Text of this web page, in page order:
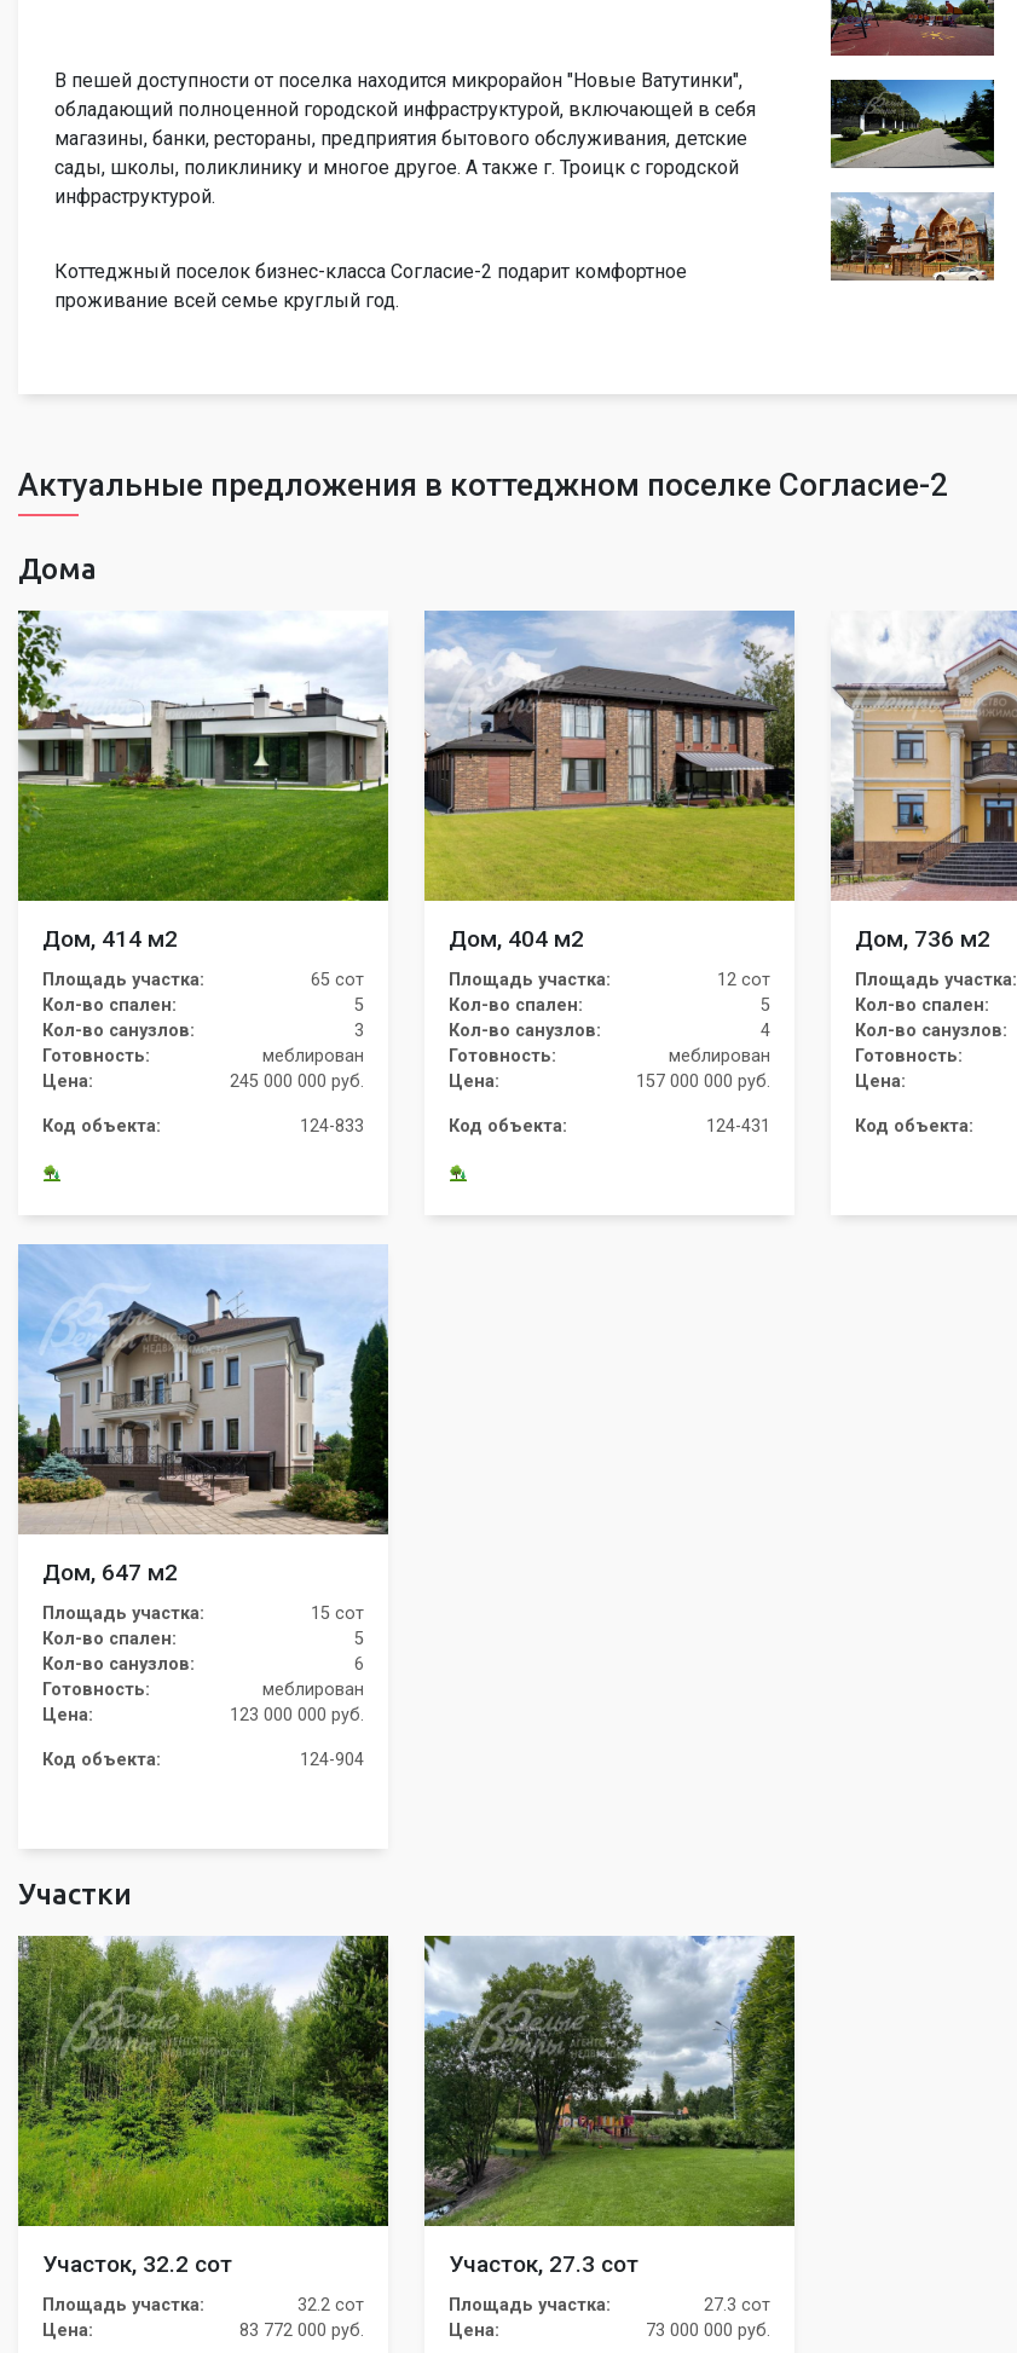
В пешей доступности от поселка находится микрорайон "Новые Ватутинки",
обладающий полноценной городской инфраструктурой, включающей в себя
магазины, банки, рестораны, предприятия бытового обслуживания, детские
сады, школы, поликлинику и многое другое. А также г. Троицк с городской
инфраструктурой.
Коттеджный поселок бизнес-класса Согласие-2 подарит комфортное
проживание всей семье круглый год.
Актуальные предложения в коттеджном поселке Согласие-2
Дома
Дом, 414 м2
Площадь участка:
65 сот
Кол-во спален:
5
Кол-во санузлов:
3
Готовность:
меблирован
Цена:
245 000 000 руб.
Код объекта: 124-833
Дом, 404 м2
Площадь участка:
12 сот
Кол-во спален:
5
Кол-во санузлов:
4
Готовность:
меблирован
Цена:
157 000 000 руб.
Код объекта: 124-431
Дом, 736 м2
Площадь участка:
Кол-во спален:
Кол-во санузлов:
Готовность:
Цена:
Код объекта:
Дом, 647 м2
Площадь участка:
15 сот
Кол-во спален:
5
Кол-во санузлов:
6
Готовность:
меблирован
Цена:
123 000 000 руб.
Код объекта: 124-904
Участки
Участок, 32.2 сот
Площадь участка:
32.2 сот
Цена:
83 772 000 руб.
Участок, 27.3 сот
Площадь участка:
27.3 сот
Цена:
73 000 000 руб.